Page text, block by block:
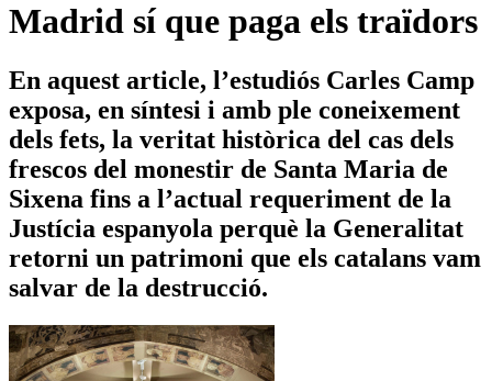
Madrid sí que paga els traïdors
En aquest article, l’estudiós Carles Camp
exposa, en síntesi i amb ple coneixement
dels fets, la veritat històrica del cas dels
frescos del monestir de Santa Maria de
Sixena fins a l’actual requeriment de la
Justícia espanyola perquè la Generalitat
retorni un patrimoni que els catalans vam
salvar de la destrucció.